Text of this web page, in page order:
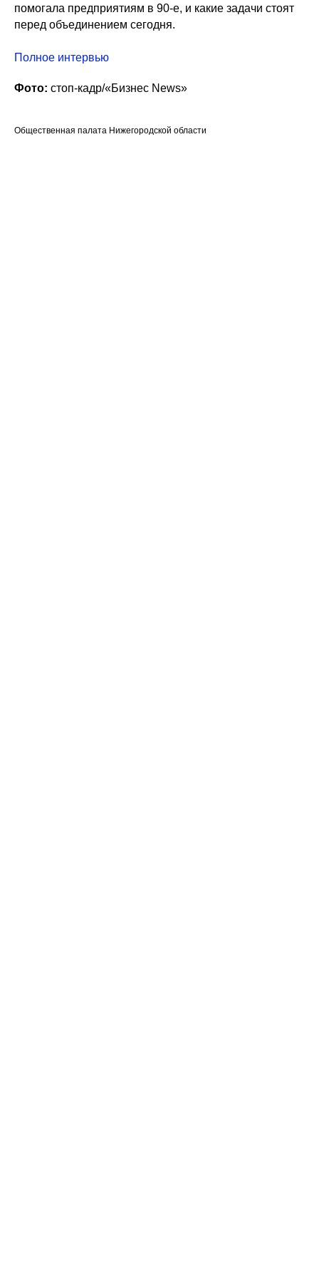
помогала предприятиям в 90-е, и какие задачи стоят
перед объединением сегодня.
Полное интервью
Фото: стоп-кадр/«Бизнес News»
Общественная палата Нижегородской области